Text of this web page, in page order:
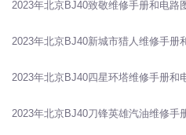
2023年北京BJ40致敬维修手册和电路
2023年北京BJ40新城市猎人维修手册
2023年北京BJ40四星环塔维修手册和
2023年北京BJ40刀锋英雄汽油维修手